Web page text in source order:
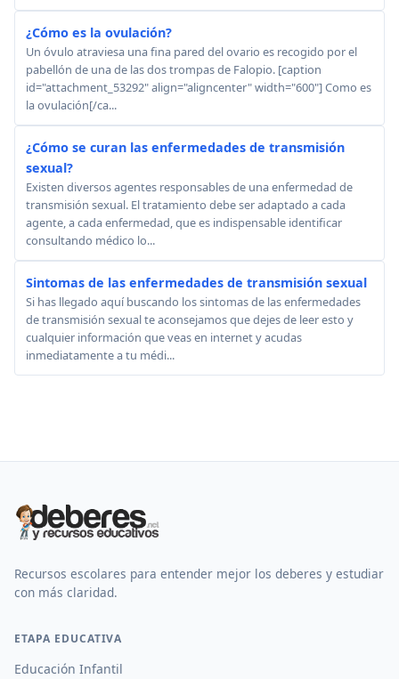
¿Cómo es la ovulación?
Un óvulo atraviesa una fina pared del ovario es recogido por el
pabellón de una de las dos trompas de Falopio. [caption
id="attachment_53292" align="aligncenter" width="600"] Como es
la ovulación[/ca...
¿Cómo se curan las enfermedades de transmisión
sexual?
Existen diversos agentes responsables de una enfermedad de
transmisión sexual. El tratamiento debe ser adaptado a cada
agente, a cada enfermedad, que es indispensable identificar
consultando médico lo...
Sintomas de las enfermedades de transmisión sexual
Si has llegado aquí buscando los sintomas de las enfermedades
de transmisión sexual te aconsejamos que dejes de leer esto y
cualquier información que veas en internet y acudas
inmediatamente a tu médi...
Recursos escolares para entender mejor los deberes y estudiar
con más claridad.
ETAPA EDUCATIVA
Educación Infantil